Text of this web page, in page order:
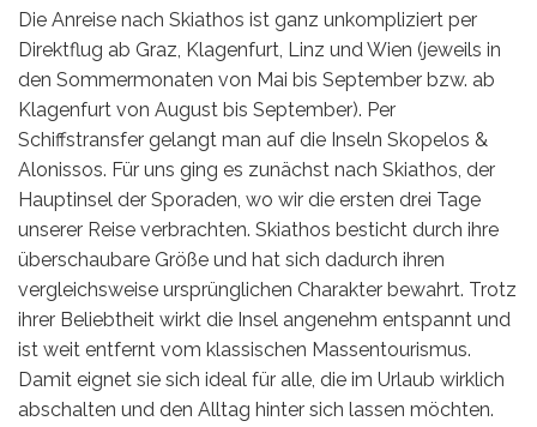
Die Anreise nach Skiathos ist ganz unkompliziert per
Direktflug ab Graz, Klagenfurt, Linz und Wien (jeweils in
den Sommermonaten von Mai bis September bzw. ab
Klagenfurt von August bis September). Per
Schiffstransfer gelangt man auf die Inseln Skopelos &
Alonissos. Für uns ging es zunächst nach Skiathos, der
Hauptinsel der Sporaden, wo wir die ersten drei Tage
unserer Reise verbrachten. Skiathos besticht durch ihre
überschaubare Größe und hat sich dadurch ihren
vergleichsweise ursprünglichen Charakter bewahrt. Trotz
ihrer Beliebtheit wirkt die Insel angenehm entspannt und
ist weit entfernt vom klassischen Massentourismus.
Damit eignet sie sich ideal für alle, die im Urlaub wirklich
abschalten und den Alltag hinter sich lassen möchten.